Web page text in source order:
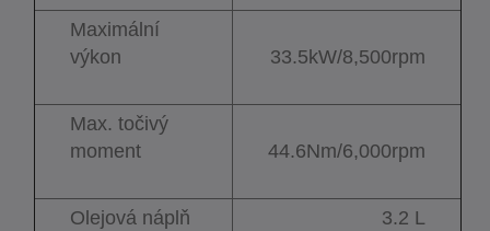
Maximální
výkon
33.5kW/8,500rpm
Max. točivý
moment
44.6Nm/6,000rpm
Olejová náplň 3.2 L